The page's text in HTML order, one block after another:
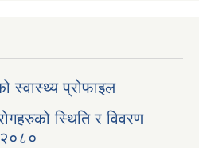
स्वास्थ्य प्रोफाइल
स्थिति र विवरण